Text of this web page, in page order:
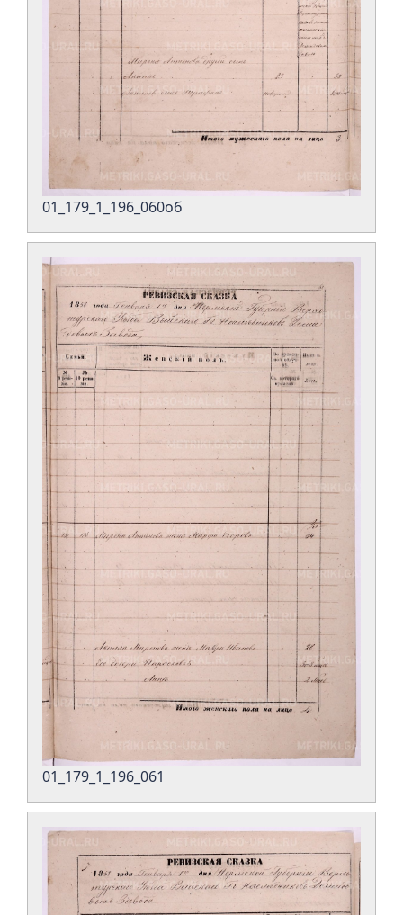
01_179_1_196_060об
01_179_1_196_061